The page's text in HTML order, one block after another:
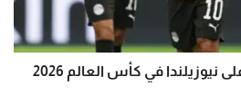
في كأس العالم 2026